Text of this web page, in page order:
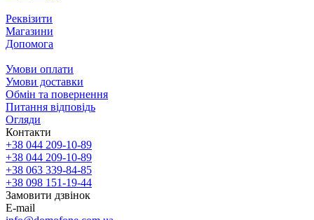
Реквізити
Магазини
Допомога
Умови оплати
Умови доставки
Обмін та повернення
Питання відповідь
Огляди
Контакти
+38 044 209-10-89
+38 044 209-10-89
+38 063 339-84-85
+38 098 151-19-44
Замовити дзвінок
E-mail